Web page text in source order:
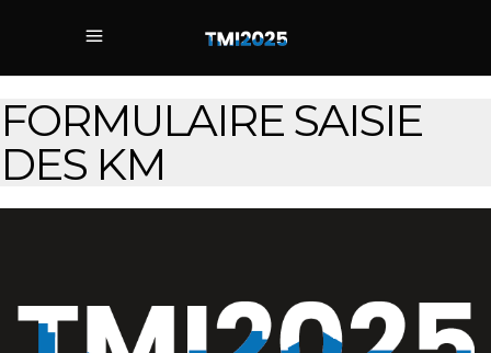
FORMULAIRE SAISIE
DES KM